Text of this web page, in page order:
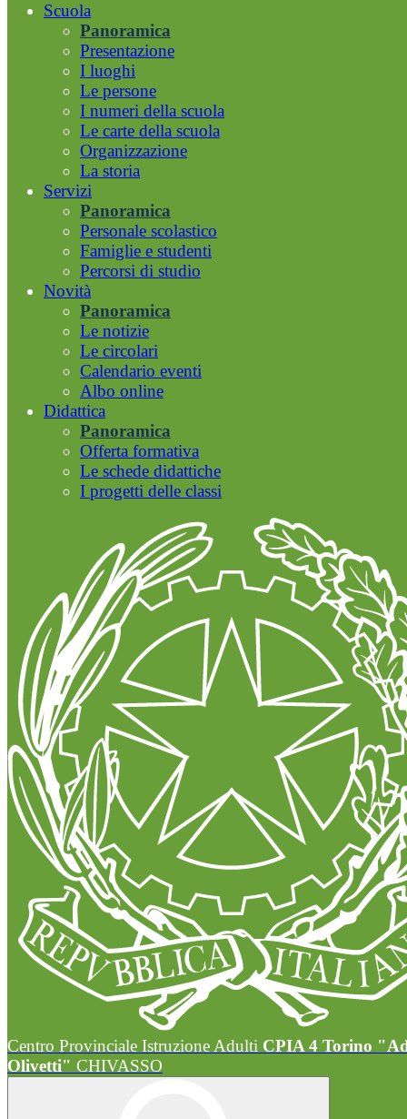
Scuola
Panoramica
Presentazione
I luoghi
Le persone
I numeri della scuola
Le carte della scuola
Organizzazione
La storia
Servizi
Panoramica
Personale scolastico
Famiglie e studenti
Percorsi di studio
Novità
Panoramica
Le notizie
Le circolari
Calendario eventi
Albo online
Didattica
Panoramica
Offerta formativa
Le schede didattiche
I progetti delle classi
Centro Provinciale Istruzione Adulti CPIA 4 Torino
Olivetti" CHIVASSO